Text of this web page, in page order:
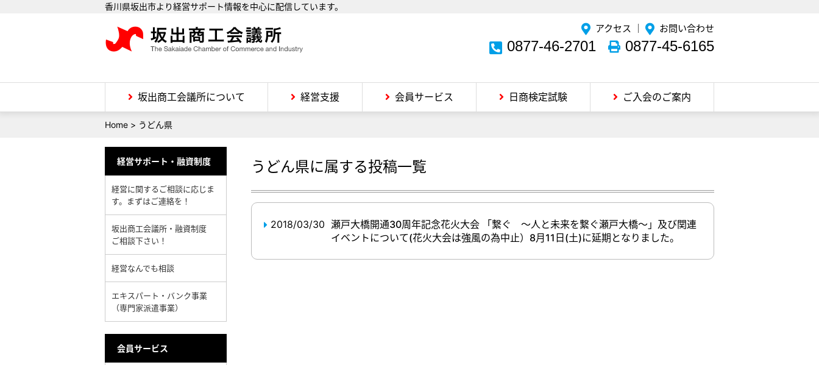
香川県坂出市より経営サポート情報を中心に配信しています。
アクセス お問い合わせ
0877-46-2701 0877-45-6165
坂出商工会議所について 経営支援 会員サービス 日商検定試験 ご入会のご案内
Home > うどん県
うどん県に属する投稿一覧
2018/03/30 瀬戸大橋開通30周年記念花火大会 「繋ぐ ～人と未来を繋ぐ瀬戸大橋～」及び関連
イベントについて(花火大会は強風の為中止）8月11日(土)に延期となりました。
経営サポート・融資制度
経営に関するご相談に応じま
す。まずはご連絡を！
坂出商工会議所・融資制度
ご相談下さい！
経営なんでも相談
エキスパート・バンク事業
（専門家派遣事業）
会員サービス